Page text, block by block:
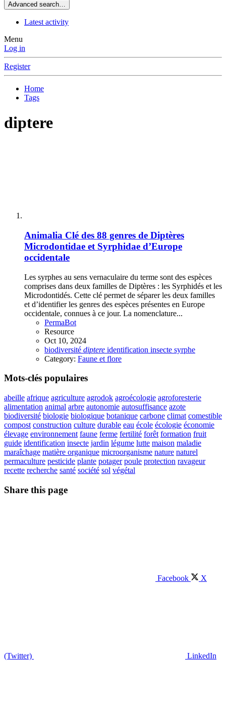
Advanced search…
Latest activity
Menu
Log in
Register
Home
Tags
diptere
Animalia Clé des 88 genres de Diptères
Microdontidae et Syrphidae d’Europe
occidentale
Les syrphes au sens vernaculaire du terme sont des espèces
comprises dans deux familles de Diptères : les Syrphidés et les
Microdontidés. Cette clé permet de séparer les deux familles
et d’identifier les genres des espèces présentes en Europe
occidentale, connues à ce jour. La nomenclature...
PermaBot
Resource
Oct 10, 2024
biodiversité diptere identification insecte syrphe
Category: Faune et flore
Mots-clés populaires
abeille afrique agriculture agrodok agroécologie agroforesterie
alimentation animal arbre autonomie autosuffisance azote
biodiversité biologie biologique botanique carbone climat comestible
compost construction culture durable eau école écologie économie
élevage environnement faune ferme fertilité forêt formation fruit
guide identification insecte jardin légume lutte maison maladie
maraîchage matière organique microorganisme nature naturel
permaculture pesticide plante potager poule protection ravageur
recette recherche santé société sol végétal
Share this page
Facebook X
(Twitter) LinkedIn